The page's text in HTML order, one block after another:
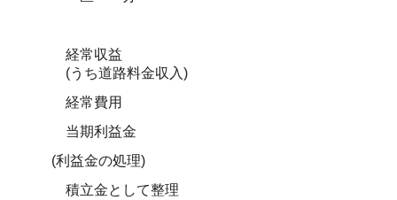
経常収益
(うち道路料金収入)
経常費用
当期利益金
(利益金の処理)
積立金として整理